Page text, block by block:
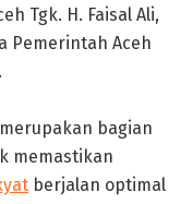
Tgk. H. Faisal Ali,
Pemerintah Aceh
bagian
memastikan
berjalan optimal